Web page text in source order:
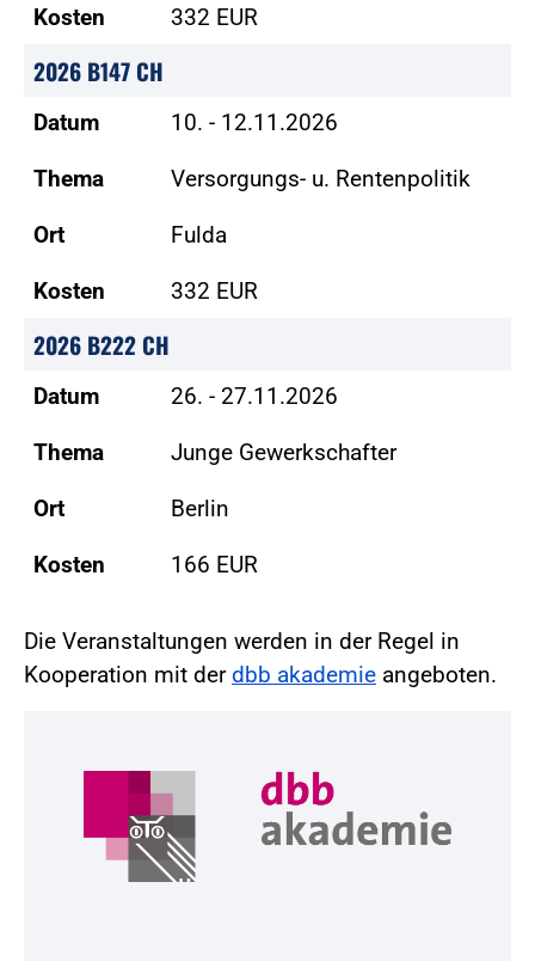
Kosten 332 EUR
2026 B147 CH
Datum 10. - 12.11.2026
Thema Versorgungs- u. Rentenpolitik
Ort Fulda
Kosten 332 EUR
2026 B222 CH
Datum 26. - 27.11.2026
Thema Junge Gewerkschafter
Ort Berlin
Kosten 166 EUR
Die Veranstaltungen werden in der Regel in
Kooperation mit derdbb akademie angeboten.